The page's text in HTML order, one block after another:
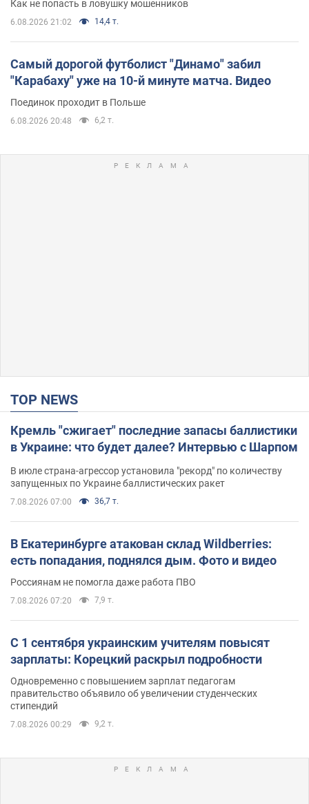
Как не попасть в ловушку мошенников
6.08.2026 21:02 14,4 т.
Самый дорогой футболист "Динамо" забил
"Карабаху" уже на 10-й минуте матча. Видео
Поединок проходит в Польше
6.08.2026 20:48 6,2 т.
TOP NEWS
Кремль "сжигает" последние запасы баллистики
в Украине: что будет далее? Интервью с Шарпом
В июле страна-агрессор установила "рекорд" по количеству
запущенных по Украине баллистических ракет
7.08.2026 07:00 36,7 т.
В Екатеринбурге атакован склад Wildberries:
есть попадания, поднялся дым. Фото и видео
Россиянам не помогла даже работа ПВО
7.08.2026 07:20 7,9 т.
С 1 сентября украинским учителям повысят
зарплаты: Корецкий раскрыл подробности
Одновременно с повышением зарплат педагогам
правительство объявило об увеличении студенческих
стипендий
7.08.2026 00:29 9,2 т.